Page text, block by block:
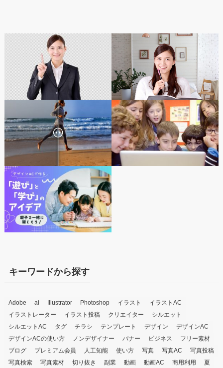
キーワードから探す
Adobe ai Illustrator Photoshop イラスト
イラストAC
イラストレーター
イラスト投稿 クリエイター
シルエット
シルエットAC
タグ チラシ テンプレート デザイン
デザインAC
デザインACの使い方
ノンデザイナー バナー ビジネス
フリー素材
ブログ
プレミアム会員 人工知能 使い方 写真 写真AC
写真投稿
写真検索
写真素材 切り抜き 副業 動画 動画AC 商用利用
夏